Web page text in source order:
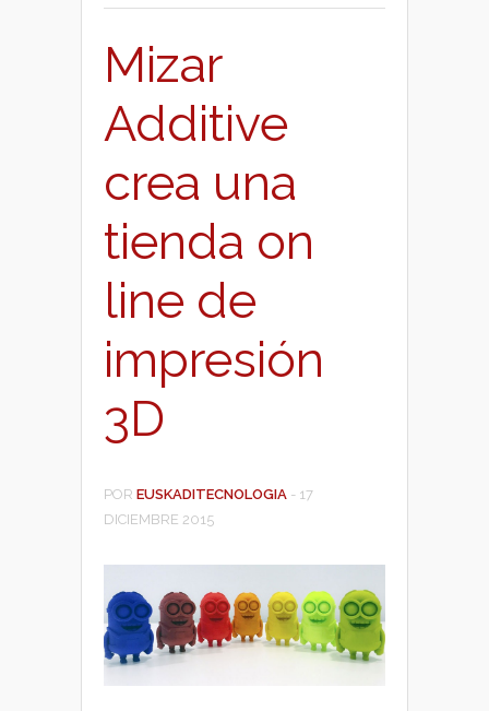
Mizar
Additive
crea una
tienda on
line de
impresión
3D
POR EUSKADITECNOLOGIA - 17
DICIEMBRE 2015